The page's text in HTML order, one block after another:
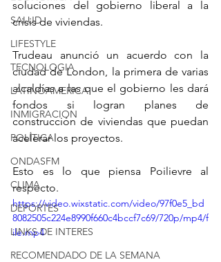
SALUD
LIFESTYLE
TECNOLOGIA
LATINOAMERICA
INMIGRACION
POLÍTICA
ONDASFM
CLIMA
DEPORTES
LINKS DE INTERES
RECOMENDADO DE LA SEMANA
soluciones del gobierno liberal a la
crisis de viviendas.
Trudeau anunció un acuerdo con la
ciudad de London, la primera de varias
alcaldías a las que el gobierno les dará
fondos si logran planes de
construcción de viviendas que puedan
acelerar los proyectos.
Esto es lo que piensa Poilievre al
respecto.
https://video.wixstatic.com/video/97f0e5_bd
8082505c224e8990f660c4bccf7c69/720p/mp4/f
ile.mp4